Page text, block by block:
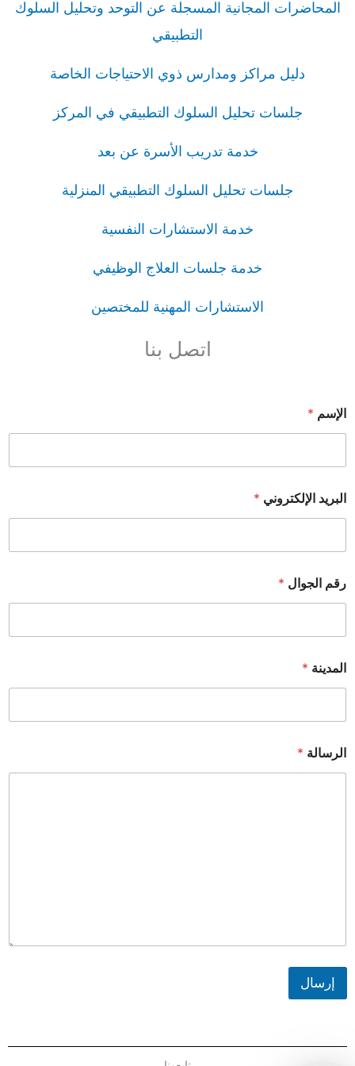
المحاضرات المجانية المسجلة عن التوحد وتحليل السلوك
التطبيقي
دليل مراكز ومدارس ذوي الاحتياجات الخاصة
جلسات تحليل السلوك التطبيقي في المركز
خدمة تدريب الأسرة عن بعد
جلسات تحليل السلوك التطبيقي المنزلية
خدمة الاستشارات النفسية
خدمة جلسات العلاج الوظيفي
الاستشارات المهنية للمختصين
اتصل بنا
الإسم *
البريد الإلكتروني *
رقم الجوال *
المدينة *
الرسالة *
إرسال